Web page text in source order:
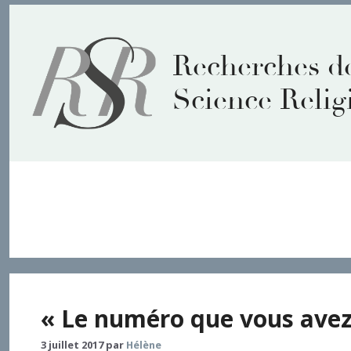
contenu
Recherches
Science
« Le numéro que vous
3 juillet 2017 par Hélène